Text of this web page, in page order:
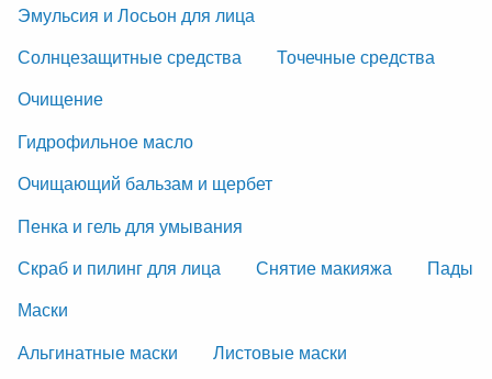
Эмульсия и Лосьон для лица
Солнцезащитные средства
Точечные средства
Очищение
Гидрофильное масло
Очищающий бальзам и щербет
Пенка и гель для умывания
Скраб и пилинг для лица
Снятие макияжа
Пады
Маски
Альгинатные маски
Листовые маски